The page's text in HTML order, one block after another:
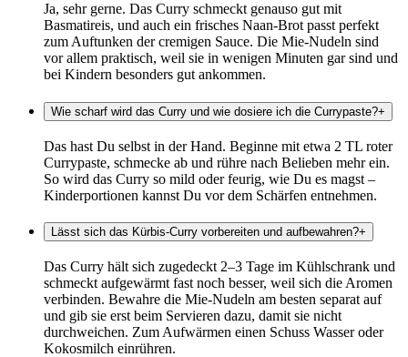
Ja, sehr gerne. Das Curry schmeckt genauso gut mit
Basmatireis, und auch ein frisches Naan-Brot passt perfekt
zum Auftunken der cremigen Sauce. Die Mie-Nudeln sind
vor allem praktisch, weil sie in wenigen Minuten gar sind und
bei Kindern besonders gut ankommen.
Wie scharf wird das Curry und wie dosiere ich die Currypaste?+
Das hast Du selbst in der Hand. Beginne mit etwa 2 TL roter
Currypaste, schmecke ab und rühre nach Belieben mehr ein.
So wird das Curry so mild oder feurig, wie Du es magst –
Kinderportionen kannst Du vor dem Schärfen entnehmen.
Lässt sich das Kürbis-Curry vorbereiten und aufbewahren?+
Das Curry hält sich zugedeckt 2–3 Tage im Kühlschrank und
schmeckt aufgewärmt fast noch besser, weil sich die Aromen
verbinden. Bewahre die Mie-Nudeln am besten separat auf
und gib sie erst beim Servieren dazu, damit sie nicht
durchweichen. Zum Aufwärmen einen Schuss Wasser oder
Kokosmilch einrühren.